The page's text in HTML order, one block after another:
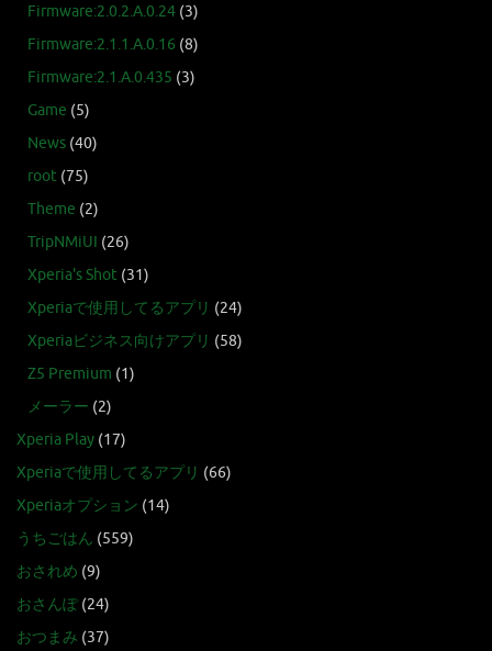
Firmware:2.0.2.A.0.24 (3)
Firmware:2.1.1.A.0.16 (8)
Firmware:2.1.A.0.435 (3)
Game (5)
News (40)
root (75)
Theme (2)
TripNMiUI (26)
Xperia's Shot (31)
Xperiaで使用してるアプリ (24)
Xperiaビジネス向けアプリ (58)
Z5 Premium (1)
メーラー (2)
Xperia Play (17)
Xperiaで使用してるアプリ (66)
Xperiaオプション (14)
うちごはん (559)
おされめ (9)
おさんぽ(24)
おつまみ (37)